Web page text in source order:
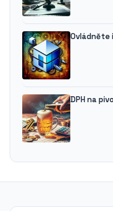
Ovládněte
DPH na